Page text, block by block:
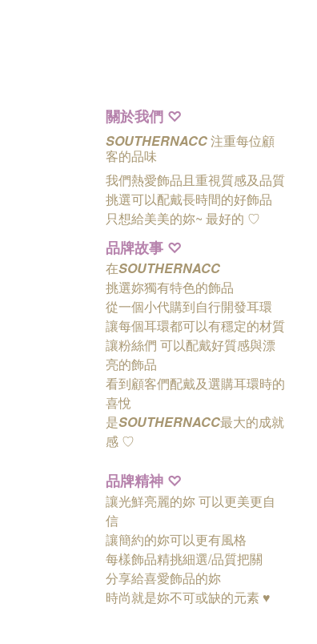
關於我們 ♡
SOUTHERNACC注重每位顧
客的品味
我們熱愛飾品且重視質感及品質
挑選可以配戴長時間的好飾品
只想給美美的妳~ 最好的 ♡
品牌故事 ♡
在SOUTHERNACC
挑選妳獨有特色的飾品
從一個小代購到自行開發耳環
讓每個耳環都可以有穩定的材質
讓粉絲們 可以配戴好質感與漂
亮的飾品
看到顧客們配戴及選購耳環時的
喜悅
是SOUTHERNACC最大的成就
感 ♡
品牌精神 ♡
讓光鮮亮麗的妳 可以更美更自
信
讓簡約的妳可以更有風格
每樣飾品精挑細選/品質把關
分享給喜愛飾品的妳
時尚就是妳不可或缺的元素 ♥